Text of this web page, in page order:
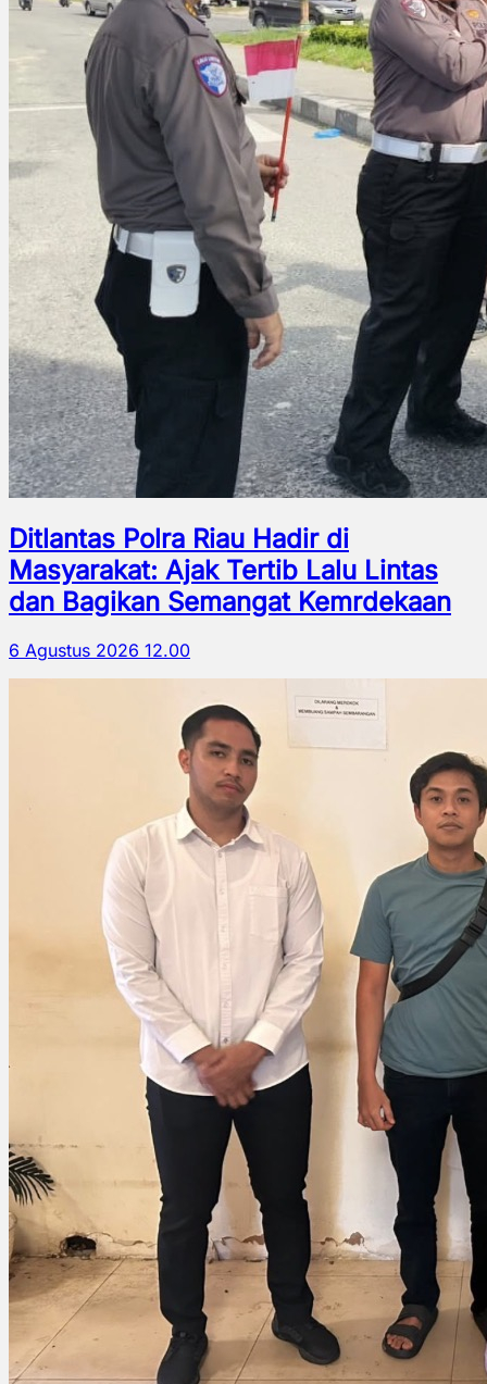
Ditlantas Polra Riau Hadir di
Masyarakat: Ajak Tertib Lalu Lintas
dan Bagikan Semangat Kemrdekaan
6 Agustus 2026 12.00